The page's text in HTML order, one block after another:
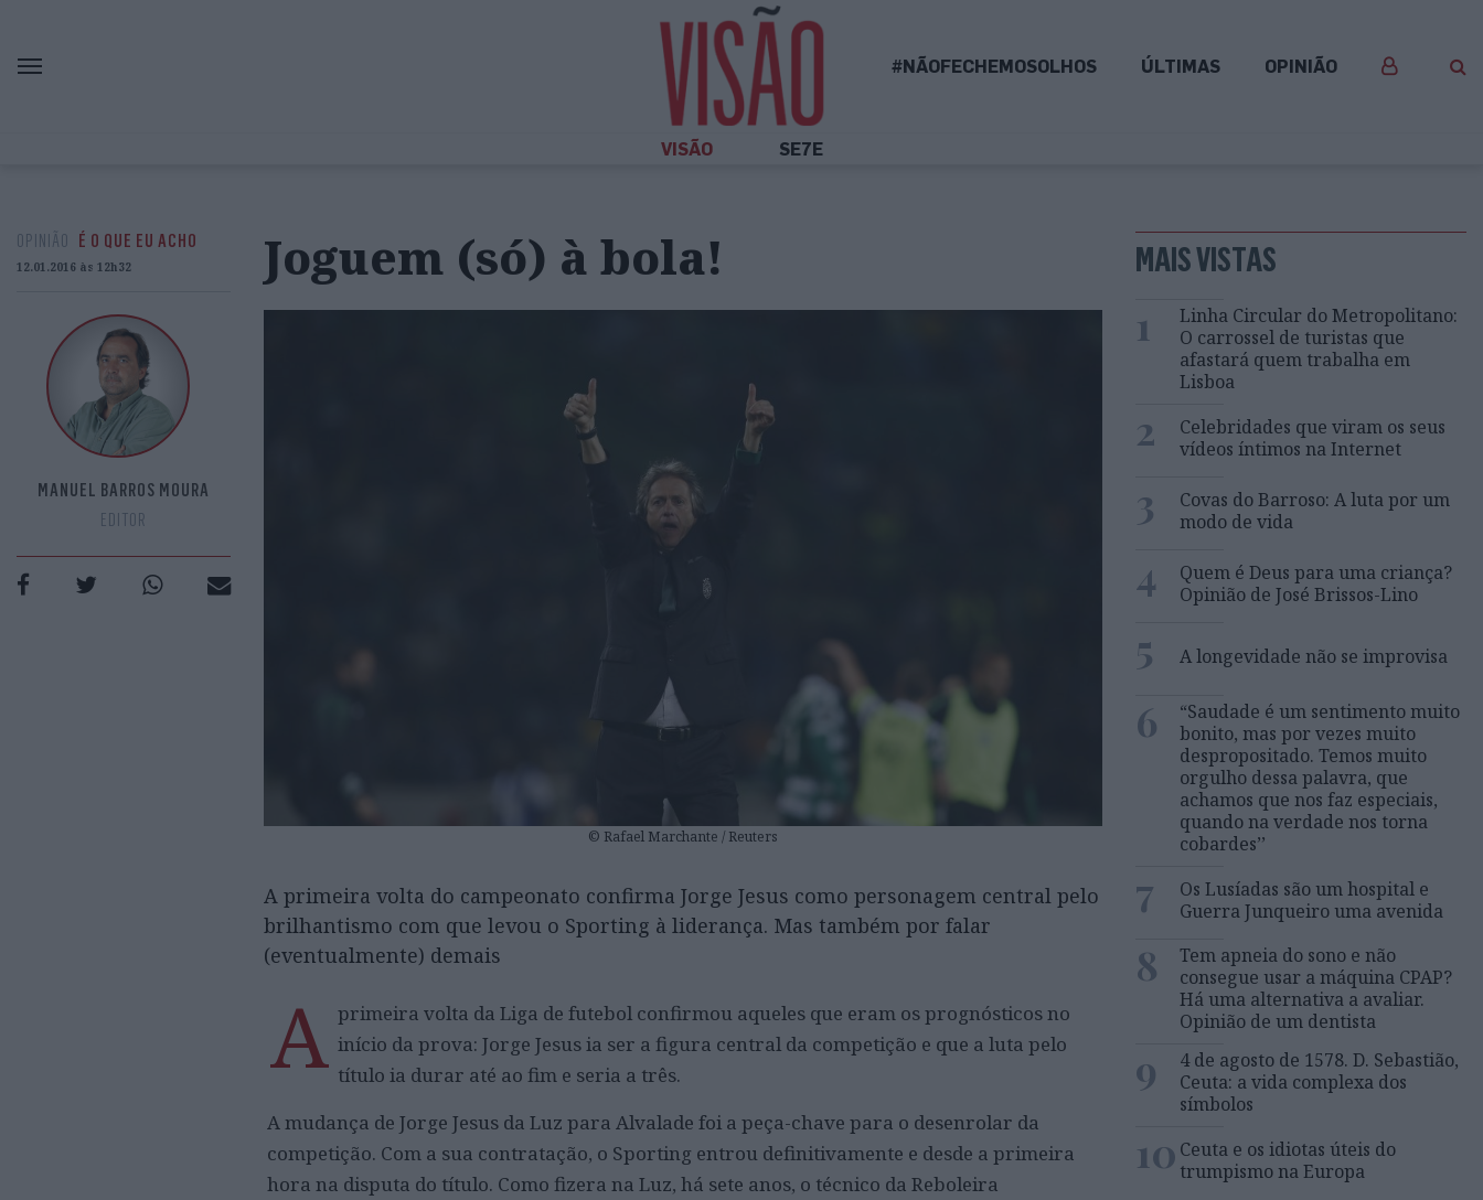
#NÃOFECHEMOSOLHOS ÚLTIMAS OPINIÃO
VISÃO SE7E
OPINIÃO É O QUE EU ACHO
12.01.2016 às 12h32
MANUEL BARROS MOURA
EDITOR
Joguem (só) à bola!
© Rafael Marchante / Reuters
A primeira volta do campeonato confirma Jorge Jesus como personagem central pelo
brilhantismo com que levou o Sporting à liderança. Mas também por falar
(eventualmente) demais
A primeira volta da Liga de futebol confirmou aqueles que eram os prognósticos no
início da prova: Jorge Jesus ia ser a figura central da competição e que a luta pelo
título ia durar até ao fim e seria a três.
A mudança de Jorge Jesus da Luz para Alvalade foi a peça-chave para o desenrolar da
competição. Com a sua contratação, o Sporting entrou definitivamente e desde a primeira
hora na disputa do título. Como fizera na Luz, há sete anos, o técnico da Reboleira
MAIS VISTAS
1
Linha Circular do Metropolitano:
O carrossel de turistas que
afastará quem trabalha em
Lisboa
2
Celebridades que viram os seus
vídeos íntimos na Internet
3
Covas do Barroso: A luta por um
modo de vida
4
Quem é Deus para uma criança?
Opinião de José Brissos-Lino
5 A longevidade não se improvisa
6
“Saudade é um sentimento muito
bonito, mas por vezes muito
despropositado. Temos muito
orgulho dessa palavra, que
achamos que nos faz especiais,
quando na verdade nos torna
cobardes’’
7
Os Lusíadas são um hospital e
Guerra Junqueiro uma avenida
8
Tem apneia do sono e não
consegue usar a máquina CPAP?
Há uma alternativa a avaliar.
Opinião de um dentista
9
4 de agosto de 1578. D. Sebastião,
Ceuta: a vida complexa dos
símbolos
10 Ceuta e os idiotas úteis do
trumpismo na Europa